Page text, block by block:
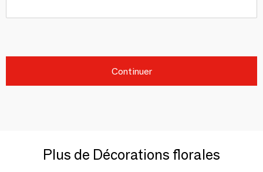
Continuer
Plus de Décorations florales